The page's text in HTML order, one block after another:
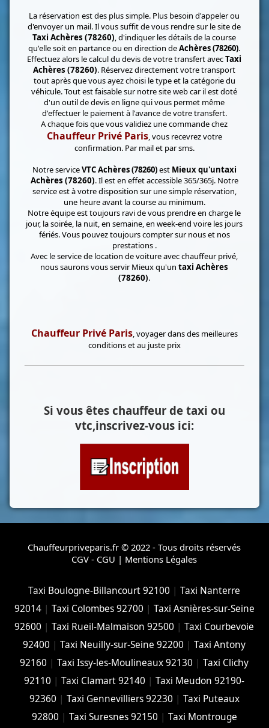
La réservation est des plus simple. Plus besoin d'appeler ou
d'envoyer un mail. Il vous suffit de vous rendre sur le site de
Taxi Achères (78260), d'indiquer les détails de la course
qu'elle soit en partance ou en direction deAchères (78260).
Effectuez alors le calcul du devis de votre transfert avecTaxi
Achères (78260). Réservez directement votre transport
tout après que vous ayez choisi le type et la catégorie du
véhicule. Tout est faisable sur notre site web car il est doté
d'un outil de devis en ligne qui vous permet même
d'effectuer le paiement à l'avance de votre transfert.
A chaque fois que vous validiez une commande chez
Chauffeur Privé Paris, vous recevrez votre
confirmation. Par mail et par sms.
Notre serviceVTC Achères (78260)est Mieux qu'untaxi
Achères (78260). Il est en effet accessible 365/365j. Notre
service est à votre disposition sur une simple réservation,
une heure avant la course au minimum.
Notre équipe est toujours ravi de vous prendre en charge le
jour, la soirée, la nuit, en semaine, en week-end voire les jours
fériés. Vous pouvez toujours compter sur nous et nos
prestations .
Avec le service de location de voiture avec chauffeur privé,
nous saurons vous servir Mieux qu'untaxi Achères
(78260).
Chauffeur Privé Paris, voyager dans des meilleures
conditions et au juste prix
Si vous êtes chauffeur de taxi ou
vtc,inscrivez-vous ici:
Chauffeurpriveparis.fr © 2022 - Tous droits réservés
CGV - CGU | Mentions Légales
Taxi Boulogne-Billancourt 92100 |Taxi Nanterre
92014| Taxi Colombes 92700 | Taxi Asnières-sur-Seine
92600 |Taxi Rueil-Malmaison 92500 |Taxi Courbevoie
92400 |Taxi Neuilly-sur-Seine 92200 |Taxi Antony
92160 |Taxi Issy-les-Moulineaux 92130 |Taxi Clichy
92110 |Taxi Clamart 92140 |Taxi Meudon 92190-
92360 | Taxi Gennevilliers 92230 | Taxi Puteaux
92800 | Taxi Suresnes 92150 | Taxi Montrouge